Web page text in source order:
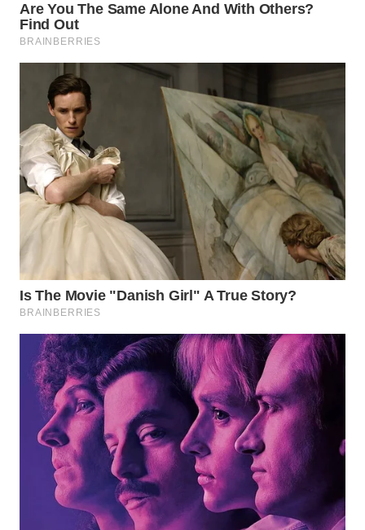
WN
NIAS
WN
LANGKAT
WN
TAPANULI
SELATAN
WN
TANJUNG
LESUNG
WN
KARO
WN
SIMALUNGUN
WN
LABUHANBATU
WN
TAPANULI